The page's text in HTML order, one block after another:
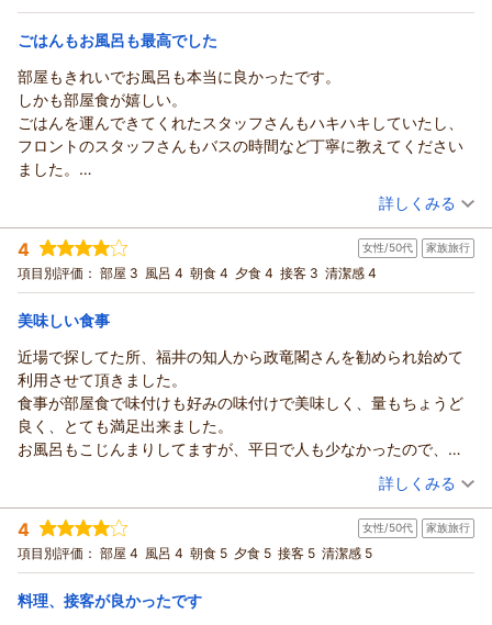
そして何より、「これまで一番きれいで、また行きたいホテル
に加わりました」とのお言葉を頂戴し、スタッフ一同とても嬉
ほどけるひとときとなりますよう、精一杯おもてなしさせてい
ただきます。
またのお越しを、心よりお待ち申し上げております。
（返信日：2026/01/17）
兼ねなくお過ごしいただける点が魅力のひとつですので、その
ように感じていただけて嬉しいです。
また福井へお越しの機会がございましたら、ぜひ政竜閣をご利
用いただけましたら幸いです。
スタッフ一同、心よりお待ち申し上げております。
（返信日：2025/12/14）
朝/部屋出し 夕/部屋出し
宿泊価格帯： 13,001～14,000円(大人一人あたり/税込)
あわら温泉 政竜閣からの返信
このたびは政竜閣にご宿泊いただき、誠にありがとうございま
した。
また、嬉しいクチコミをお寄せいただき、重ねて御礼申し上げ
ます。
「昔ながらの温泉旅館」とのお言葉、ありがとうございます。
実は最近、当館のクチコミにはこのフレーズをよく頂戴してお
り、
スタッフの間では「もはや誉め言葉ですね」と話しているとこ
ろです（笑）
最新ホテルのようなスタイリッシュさはございませんが、
これからも変えずに残していきたいと思っております。
お部屋の広さや部屋食、清掃面につきましてもご満足いただけ
たようで、
ご家族皆様でゆっくりお過ごしいただけたご様子を嬉しく拝見
いたしました。
また、生ビールにつきましてはご期待に添えず、申し訳ござい
ませんでした。
恐れ入りますが、生ビールは夏季限定でのご提供となってお
り、
ご宿泊時は瓶ビールでのご用意となっておりました。
今回ご利用いただいた「湯の華じゃプラン」は、お部屋食で気
ごはんもお風呂も最高でした
部屋もきれいでお風呂も本当に良かったです。
しかも部屋食が嬉しい。
ごはんを運んできてくれたスタッフさんもハキハキしていたし、
フロントのスタッフさんもバスの時間など丁寧に教えてください
ました。
ただ貸切風呂サービスのプランを予約したと思うのですが、貸切
風呂利用料が請求にプラスされていたことに後から気付き、そこ
がちょっとショックでした。
でも全体的には大満足でしたし次行くことがあればまた泊まりた
いです。
（投稿日：2025/12/10）
宿泊時期： 2025年10月宿泊 (家族旅行)
投稿者： Yさん(女性/40代)
宿泊プラン： 【部屋食】赤ちゃんがいても安心♪貸切風呂50分利用付きファ
ミリーじゃプラン【添い寝無料】
和室 朝・夕
朝/部屋出し
夕/部屋出し
あわら温泉 政竜閣からの返信
このたびはご家族皆様で政竜閣にご宿泊いただき、誠にありが
とうございました。
また、「ごはんもお風呂も最高でした」との嬉しいお言葉と、
丁寧なご感想をお寄せいただき、心より御礼申し上げます。
お部屋の清潔さや温泉、お部屋食をお楽しみいただけたとのこ
と、大変嬉しく拝読いたしました。
また、お食事をお運びしたスタッフやフロントスタッフの対応
につきましてもお褒めのお言葉を頂戴し、スタッフ一同の励み
となっております。
詳しくみる
4 女性/50代 家族旅行
項目別評価： 部屋 3 風呂 4 朝食 4 夕食 4 接客 3 清潔感 4
美味しい食事
近場で探してた所、福井の知人から政竜閣さんを勧められ始めて
利用させて頂きました。
食事が部屋食で味付けも好みの味付けで美味しく、量もちょうど
良く、とても満足出来ました。
お風呂もこじんまりしてますが、平日で人も少なかったので、ゆ
全体的に安く楽しめるとても良いお宿でした。
（投稿日：2025/12/09）
宿泊時期： 2025年11月宿泊 (家族旅行)
投稿者： のんさん(女性/50代)
宿泊プラン： ■政竜じゃプラン■部屋食 日本海の幸等豪華10品！【せいり
ゅ～かっく♪】
和室 朝・夕 朝/部屋出し 夕/部屋出し
宿泊価格帯： 16,001～17,000円(大人一人あたり/税込)
詳しくみる
4 女性/50代 家族旅行
項目別評価： 部屋 4 風呂 4 朝食 5 夕食 5 接客 5 清潔感 5
料理、接客が良かったです